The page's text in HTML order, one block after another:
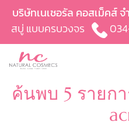
บริษัทเนเชอรัล คอสเม็คส์
สบู่ แบบครบวงจร
ค้นพบ 5 รายก